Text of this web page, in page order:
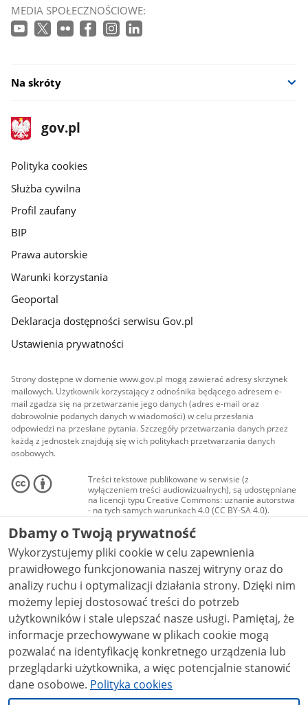
MEDIA SPOŁECZNOŚCIOWE:
Na skróty
stopka
gov.pl
Strona
gov.pl
gov.pl
Polityka cookies
Służba cywilna
Profil zaufany
BIP
Prawa autorskie
Warunki korzystania
Geoportal
Deklaracja dostępności serwisu Gov.pl
Ustawienia prywatności
Strony dostępne w domenie www.gov.pl mogą zawierać adresy skrzynek
mailowych. Użytkownik korzystający z odnośnika będącego adresem e-
mail zgadza się na przetwarzanie jego danych (adres e-mail oraz
dobrowolnie podanych danych w wiadomości) w celu przesłania
odpowiedzi na przesłane pytania. Szczegóły przetwarzania danych przez
każdą z jednostek znajdują się w ich politykach przetwarzania danych
osobowych.
Treści tekstowe publikowane w serwisie (z
wyłączeniem treści audiowizualnych), są udostępniane
na licencji typu Creative Commons: uznanie autorstwa
- na tych samych warunkach 4.0 (CC BY-SA 4.0).
Materiały audiowizualne, w tym zdjęcia, materiały
audio i wideo, są udostępniane na licencji typu
Creative Commons: uznanie autorstwa użycie
niekomercyjne - bez utworów zależnych 4.0 (CC BY-
NC-ND 4.0), o ile nie jest to stwierdzone inaczej.
Dbamy o Twoją prywatność
Wykorzystujemy pliki cookie w celu zapewnienia
prawidłowego funkcjonowania naszej witryny oraz do
analizy ruchu i optymalizacji działania strony. Dzięki nim
możemy lepiej dostosować treści do potrzeb
użytkowników i stale ulepszać nasze usługi. Pamiętaj, że
informacje przechowywane w plikach cookie mogą
pozwalać na identyfikację konkretnego urządzenia lub
przeglądarki użytkownika, a więc potencjalnie stanowić
dane osobowe. Polityka cookies